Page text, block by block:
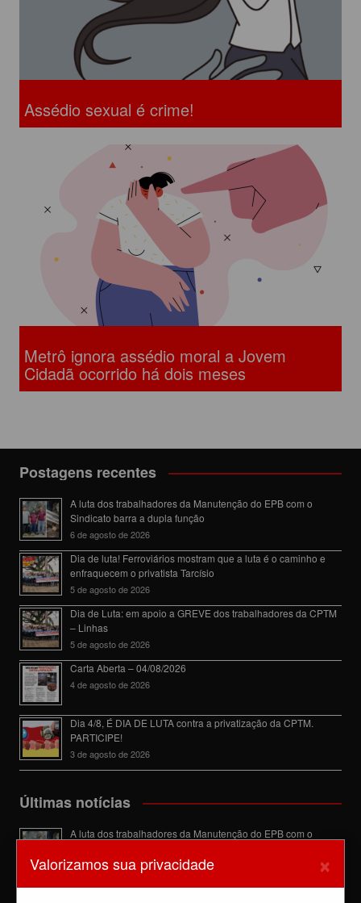
Assédio sexual é crime!
Metrô ignora assédio moral a Jovem
Cidadã ocorrido há dois meses
Postagens recentes
A luta dos trabalhadores da Manutenção do EPB com o
Sindicato barra a dupla função
6 de agosto de 2026
Dia de luta! Ferroviários mostram que a luta é o caminho e
enfraquecem o privatista Tarcísio
5 de agosto de 2026
Dia de Luta: em apoio a GREVE dos trabalhadores da CPTM
– Linhas
5 de agosto de 2026
Carta Aberta – 04/08/2026
4 de agosto de 2026
Dia 4/8, É DIA DE LUTA contra a privatização da CPTM.
PARTICIPE!
3 de agosto de 2026
Últimas notícias
A luta dos trabalhadores da Manutenção do EPB com o
6 de agosto de 2026
Dia de luta! Ferroviários mostram que a luta é o caminho e
Valorizamos sua privacidade ×